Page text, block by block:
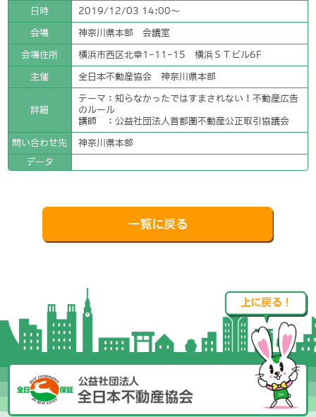
日時 2019/12/03 14:00〜
会場 神奈川県本部 会議室
会場住所 横浜市西区北幸1-11-15 横浜ＳＴビル6F
主催 全日本不動産協会 神奈川県本部
詳細
テーマ：知らなかったではすまされない！不動産広告
のルール
講師 ：公益社団法人首都圏不動産公正取引協議会
問い合わせ先 神奈川県本部
データ